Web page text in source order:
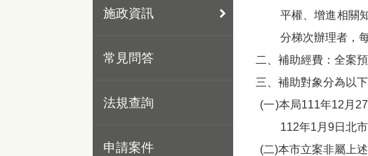
施政資訊
常見問答
法規查詢
申請案件
平權、增進相關
分梯次辦理者，
二、補助經費：全案預
三、補助對象分為以下
(一)本局111年12月
112年1月9日北
(二)本市立案非屬上